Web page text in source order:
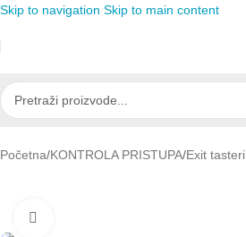
Skip to navigation Skip to main content
Početna/KONTROLA PRISTUPA/Exit tasteri